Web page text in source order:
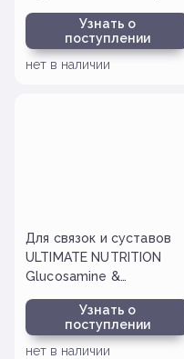
Узнать о
поступлении
нет в наличии
Для связок и суставов
ULTIMATE NUTRITION
Glucosamine &
таблетокУзнать о
поступлении
нет в наличии